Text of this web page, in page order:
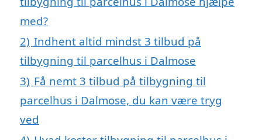
med?
2) Indhent altid mindst 3 tilbud på
tilbygning til parcelhus i Dalmose
3) Få nemt 3 tilbud på tilbygning til
parcelhus i Dalmose, du kan være tryg
ved